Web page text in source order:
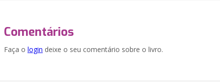
Comentários
Faça o login deixe o seu comentário sobre o livro.